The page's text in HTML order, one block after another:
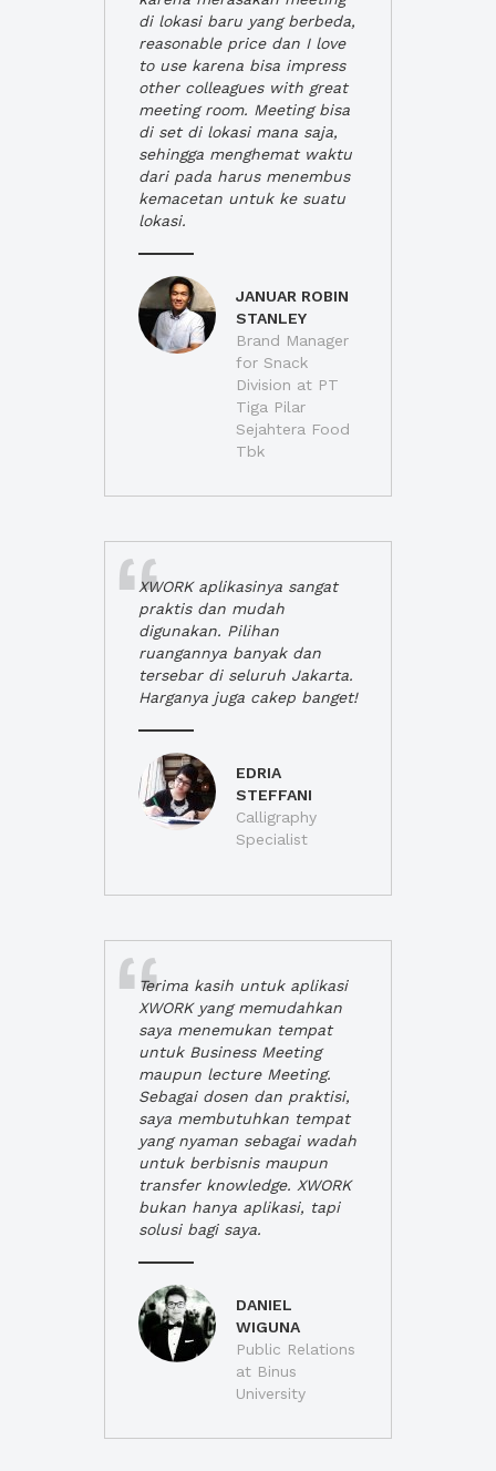
di lokasi baru yang berbeda,
reasonable price dan I love
to use karena bisa impress
other colleagues with great
meeting room. Meeting bisa
di set di lokasi mana saja,
sehingga menghemat waktu
dari pada harus menembus
kemacetan untuk ke suatu
lokasi.
JANUAR ROBIN
STANLEY
Brand Manager
for Snack
Division at PT
Tiga Pilar
Sejahtera Food
Tbk
XWORK aplikasinya sangat
praktis dan mudah
digunakan. Pilihan
ruangannya banyak dan
tersebar di seluruh Jakarta.
Harganya juga cakep banget!
EDRIA
STEFFANI
Calligraphy
Specialist
Terima kasih untuk aplikasi
XWORK yang memudahkan
saya menemukan tempat
untuk Business Meeting
maupun lecture Meeting.
Sebagai dosen dan praktisi,
saya membutuhkan tempat
yang nyaman sebagai wadah
untuk berbisnis maupun
transfer knowledge. XWORK
bukan hanya aplikasi, tapi
solusi bagi saya.
DANIEL
WIGUNA
Public Relations
at Binus
University